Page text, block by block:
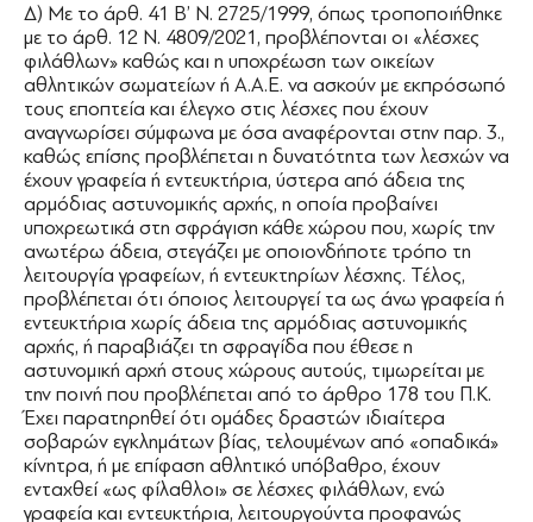
Δ) Με το άρθ. 41 Β’ Ν. 2725/1999, όπως τροποποιήθηκε
με το άρθ. 12 Ν. 4809/2021, προβλέπονται οι «λέσχες
φιλάθλων» καθώς και η υποχρέωση των οικείων
αθλητικών σωματείων ή Α.Α.Ε. να ασκούν με εκπρόσωπό
τους εποπτεία και έλεγχο στις λέσχες που έχουν
αναγνωρίσει σύμφωνα με όσα αναφέρονται στην παρ. 3.,
καθώς επίσης προβλέπεται η δυνατότητα των λεσχών να
έχουν γραφεία ή εντευκτήρια, ύστερα από άδεια της
αρμόδιας αστυνομικής αρχής, η οποία προβαίνει
υποχρεωτικά στη σφράγιση κάθε χώρου που, χωρίς την
ανωτέρω άδεια, στεγάζει με οποιονδήποτε τρόπο τη
λειτουργία γραφείων, ή εντευκτηρίων λέσχης. Τέλος,
προβλέπεται ότι όποιος λειτουργεί τα ως άνω γραφεία ή
εντευκτήρια χωρίς άδεια της αρμόδιας αστυνομικής
αρχής, ή παραβιάζει τη σφραγίδα που έθεσε η
αστυνομική αρχή στους χώρους αυτούς, τιμωρείται με
την ποινή που προβλέπεται από το άρθρο 178 του Π.Κ.
Έχει παρατηρηθεί ότι ομάδες δραστών ιδιαίτερα
σοβαρών εγκλημάτων βίας, τελουμένων από «οπαδικά»
κίνητρα, ή με επίφαση αθλητικό υπόβαθρο, έχουν
ενταχθεί «ως φίλαθλοι» σε λέσχες φιλάθλων, ενώ
γραφεία και εντευκτήρια, λειτουργούντα προφανώς